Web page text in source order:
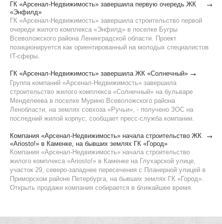
ГК «Арсенал-Недвижимость» завершила первую очередь ЖК
«Энфилд»
ГК «Арсенал-Недвижимость» завершила строительство первой
очереди жилого комплекса «Энфилд» в поселке Бугры
Всеволожского района Ленинградской области. Проект
позиционируется как ориентированный на молодых специалистов
IT-сферы.
ГК «Арсенал-Недвижимость» завершила ЖК «Солнечный»
Группа компаний «Арсенал-Недвижимость» завершила
строительство жилого комплекса «Солнечный» на бульваре
Менделеева в поселке Мурино Всеволожского района
Ленобласти, на землях совхоза «Ручьи», - получено ЗОС на
последний жилой корпус, сообщает пресс-служба компании.
Компания «Арсенал-Недвижимость» начала строительство ЖК
«Ariosto!» в Каменке, на бывших землях ГК «Город»
Компания «Арсенал-Недвижимость» начала строительство
жилого комплекса «Ariosto!» в Каменке на Глухарской улице,
участок 29, северо-западнее пересечения с Планерной улицей в
Приморском районе Петербурга, на бывших землях ГК «Город».
Открыть продажи компания собирается в ближайшее время.